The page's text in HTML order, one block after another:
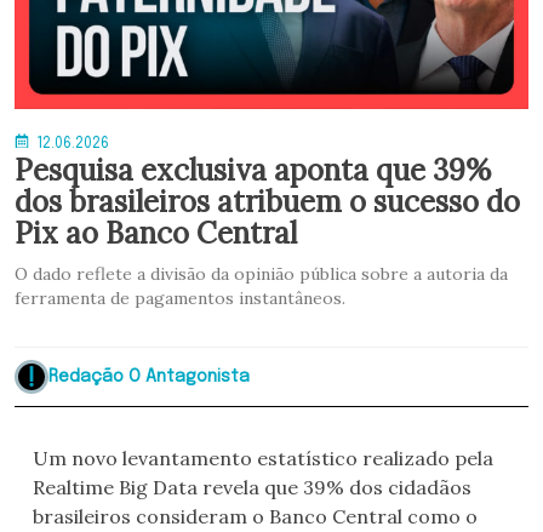
12.06.2026
Pesquisa exclusiva aponta que 39%
dos brasileiros atribuem o sucesso do
Pix ao Banco Central
O dado reflete a divisão da opinião pública sobre a autoria da
ferramenta de pagamentos instantâneos.
Redação O Antagonista
Um novo levantamento estatístico realizado pela
Realtime Big Data revela que 39% dos cidadãos
brasileiros consideram o Banco Central como o